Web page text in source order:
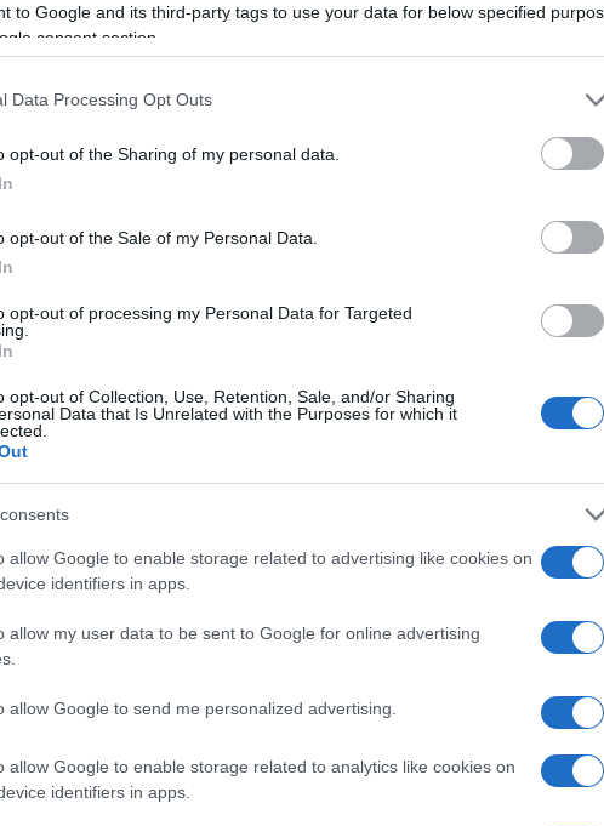
to Google and its third-party tags to use your data for below specified
consent section.
Data Processing Opt Outs
opt-out of the Sharing of my personal data.
opt-out of the Sale of my Personal Data.
opt-out of processing my Personal Data for Targeted
opt-out of Collection, Use, Retention, Sale, and/or Sharing
Data that Is Unrelated with the Purposes for which it
allow Google to enable storage related to advertising like cookies on
identifiers in apps.
allow my user data to be sent to Google for online advertising
allow Google to send me personalized advertising.
allow Google to enable storage related to analytics like cookies on
identifiers in apps.
iniziato a integrare la sostenibilità nei
non è solo una risposta a normative
cambiamento culturale che spinge le
fattore chiave per il successo a lungo
strumento strategico
verso la sostenibilità è rappresentato dal
bilancio di sostenibilità
, che offre una
di sostenibilità è un documento
Esso consente alle aziende di
le loro performance
principali obiettivi: da un lato, permette di